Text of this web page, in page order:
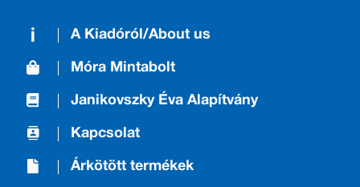
A Kiadóról/About us
Móra Mintabolt
Janikovszky Éva Alapítvány
Kapcsolat
Árkötött termékek